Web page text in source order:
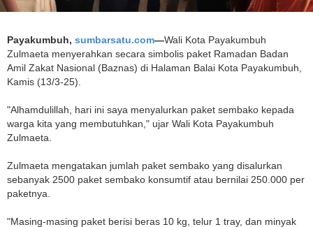
Payakumbuh, sumbarsatu.com—Wali Kota Payakumbuh
Zulmaeta menyerahkan secara simbolis paket Ramadan Badan
Amil Zakat Nasional (Baznas) di Halaman Balai Kota Payakumbuh,
Kamis (13/3-25).
"Alhamdulillah, hari ini saya menyalurkan paket sembako kepada
warga kita yang membutuhkan," ujar Wali Kota Payakumbuh
Zulmaeta.
Zulmaeta mengatakan jumlah paket sembako yang disalurkan
sebanyak 2500 paket sembako konsumtif atau bernilai 250.000 per
paketnya.
"Masing-masing paket berisi beras 10 kg, telur 1 tray, dan minyak